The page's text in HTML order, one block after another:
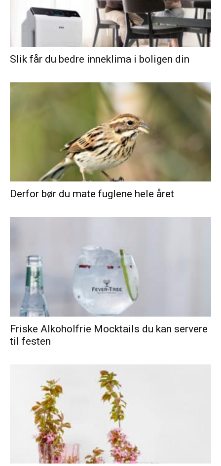
Slik får du bedre inneklima i boligen din
Derfor bør du mate fuglene hele året
Friske Alkoholfrie Mocktails du kan servere
til festen